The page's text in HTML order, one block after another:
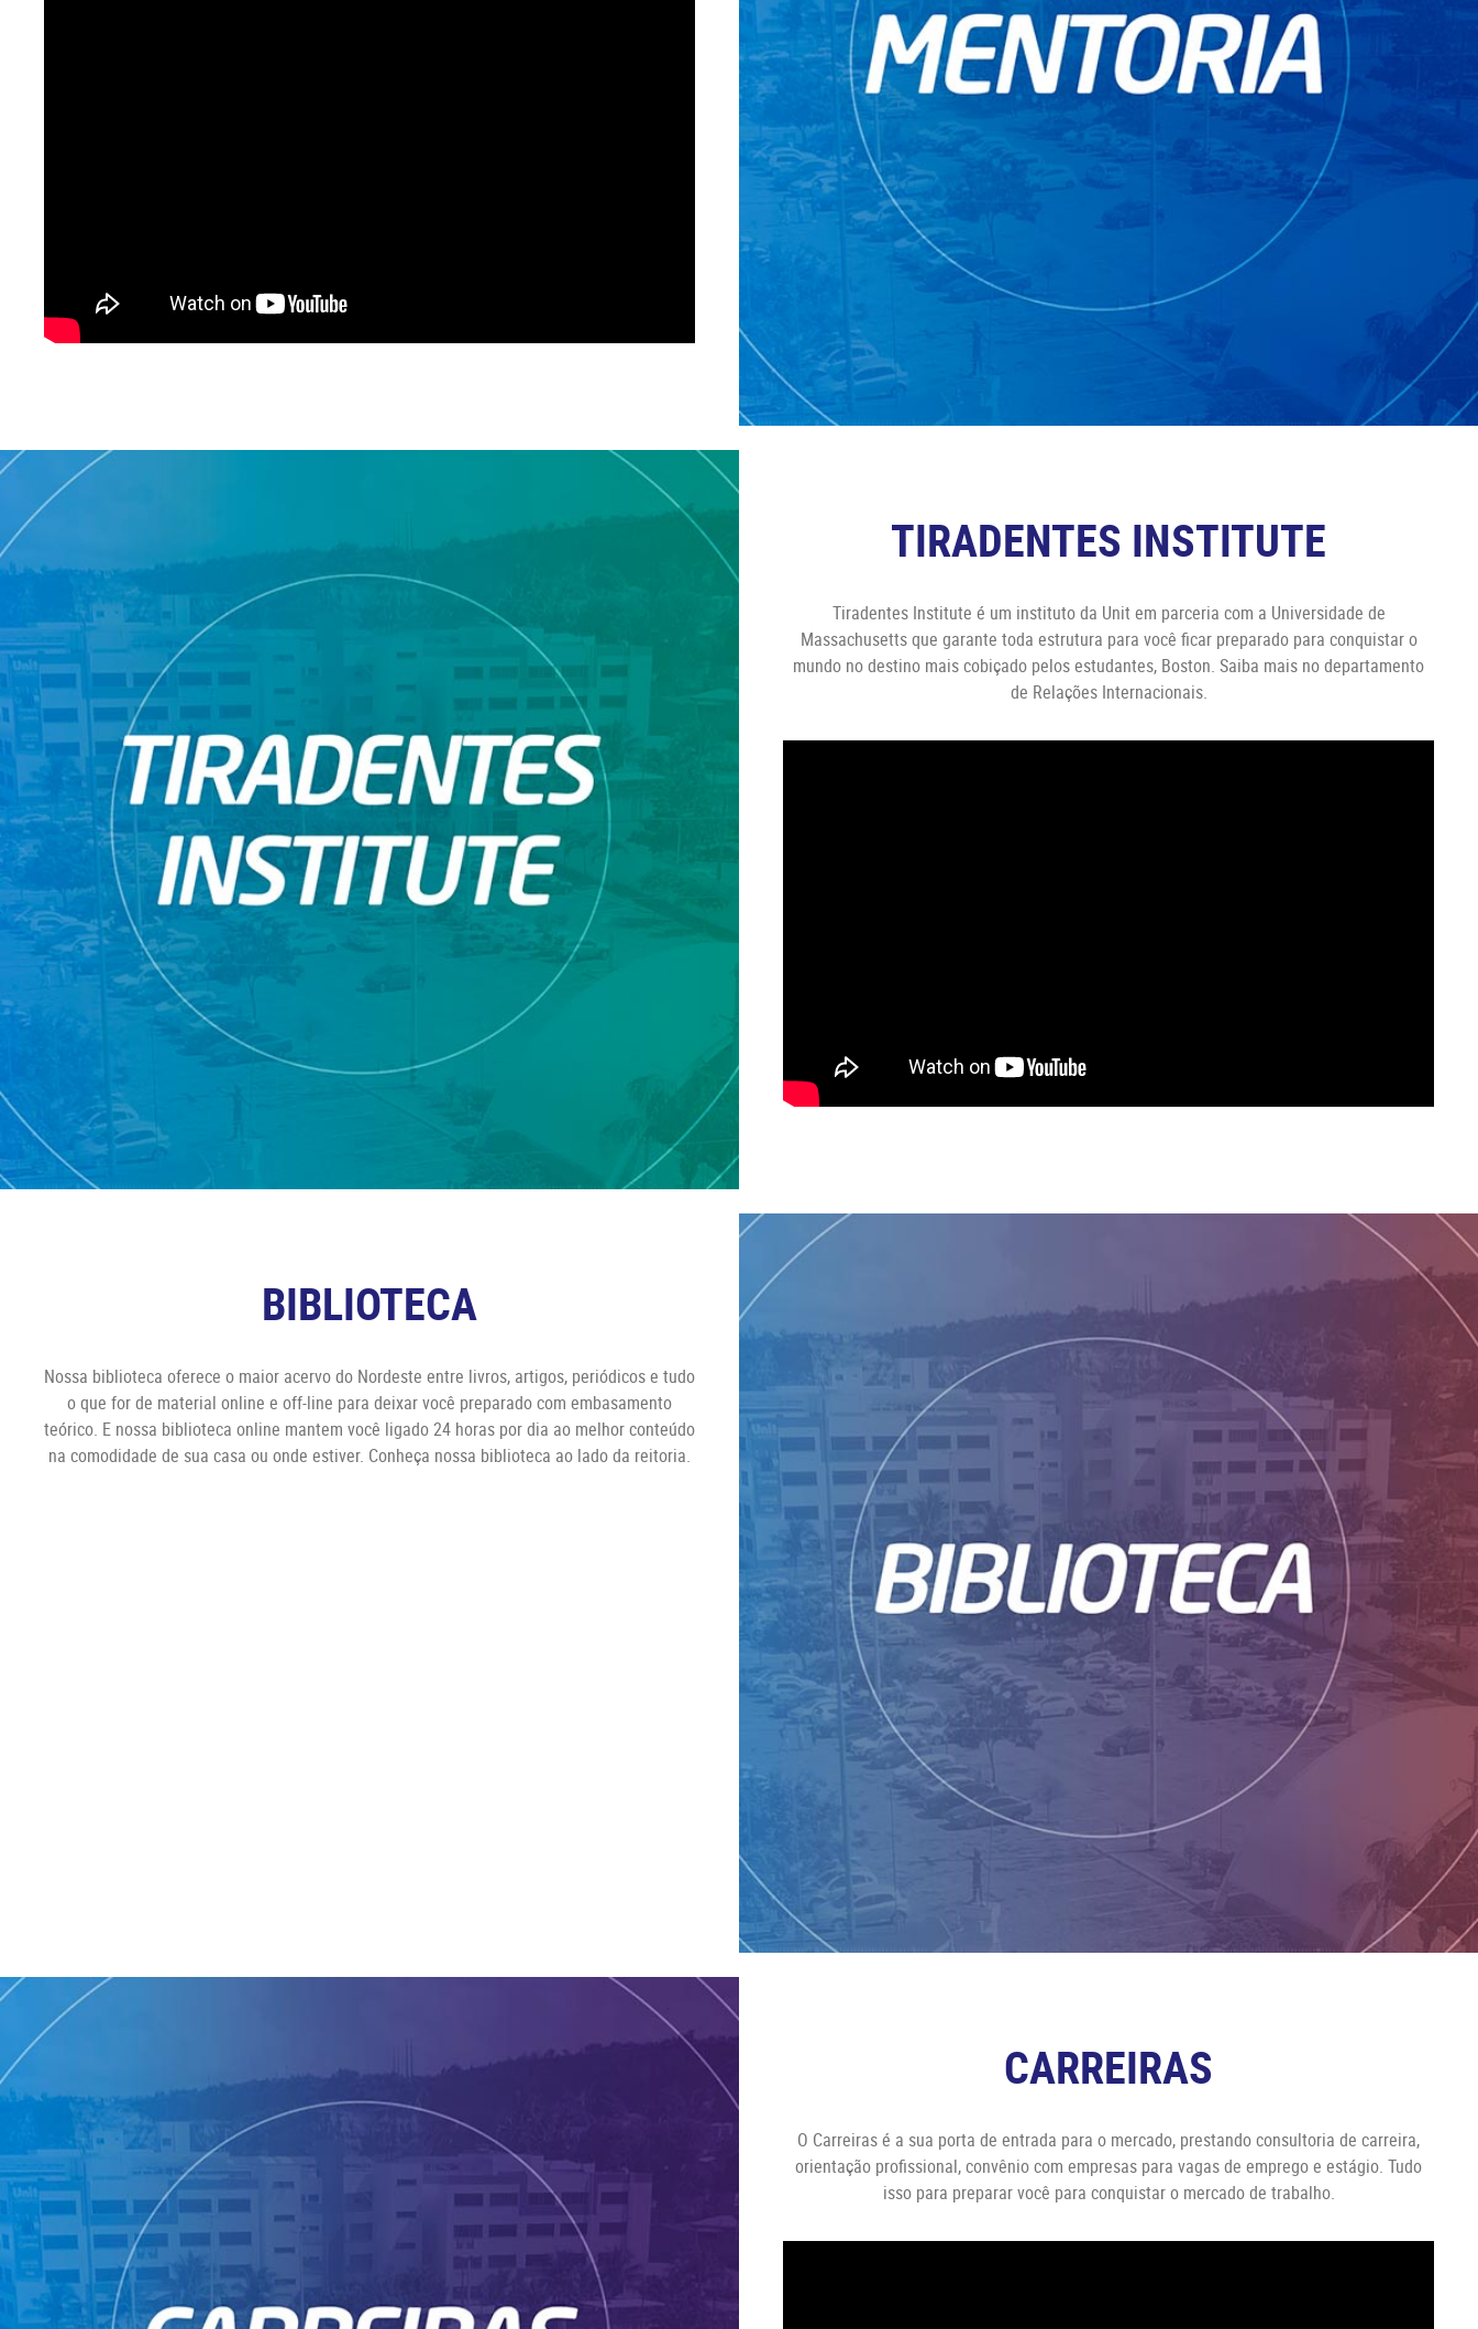
TIRADENTES INSTITUTE
Tiradentes Institute é um instituto da Unit em parceria com a Universidade de
Massachusetts que garante toda estrutura para você ficar preparado para conquistar o
mundo no destino mais cobiçado pelos estudantes, Boston. Saiba mais no departamento
de Relações Internacionais.
BIBLIOTECA
Nossa biblioteca oferece o maior acervo do Nordeste entre livros, artigos, periódicos e tudo
o que for de material online e off-line para deixar você preparado com embasamento
teórico. E nossa biblioteca online mantem você ligado 24 horas por dia ao melhor conteúdo
na comodidade de sua casa ou onde estiver. Conheça nossa biblioteca ao lado da reitoria.
CARREIRAS
O Carreiras é a sua porta de entrada para o mercado, prestando consultoria de carreira,
orientação profissional, convênio com empresas para vagas de emprego e estágio. Tudo
isso para preparar você para conquistar o mercado de trabalho.